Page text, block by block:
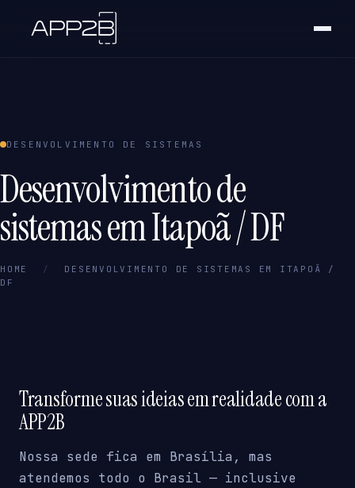
DESENVOLVIMENTO DE SISTEMAS
Desenvolvimento de
sistemas em Itapoã / DF
HOME /
DESENVOLVIMENTO DE SISTEMAS EM ITAPOÃ /
DF
Transforme suas ideias em realidade com a
APP2B
Nossa sede fica em Brasília, mas
atendemos todo o Brasil — inclusive